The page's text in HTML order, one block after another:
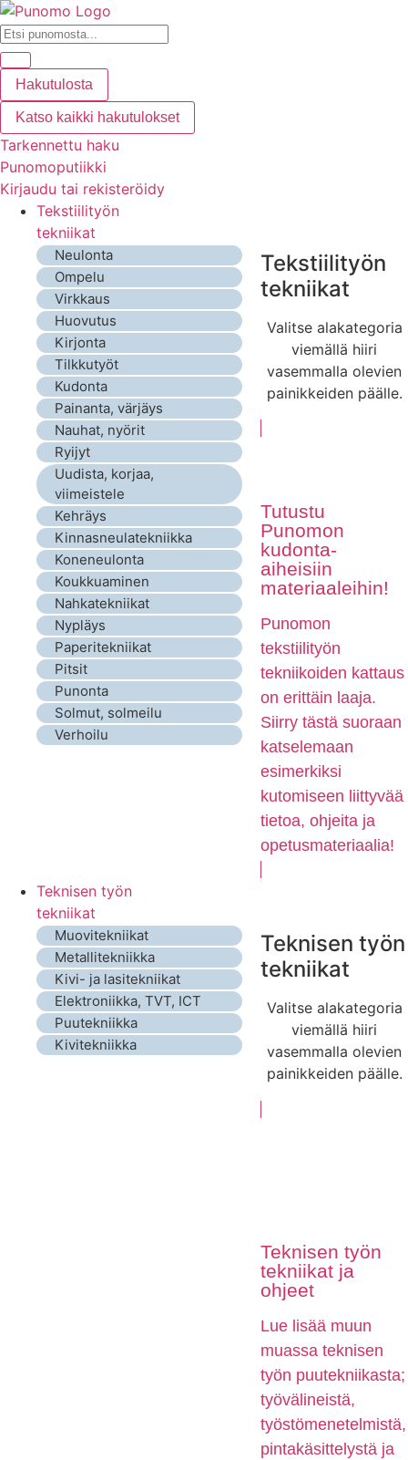
Hakutulosta
Katso kaikki hakutulokset
Tarkennettu haku
Punomoputiikki
Kirjaudu tai rekisteröidy
Tekstiilityön
tekniikat
Neulonta
Ompelu
Virkkaus
Huovutus
Kirjonta
Tilkkutyöt
Kudonta
Painanta, värjäys
Nauhat, nyörit
Ryijyt
Uudista, korjaa,
viimeistele
Kehräys
Kinnasneulatekniikka
Koneneulonta
Koukkuaminen
Nahkatekniikat
Nypläys
Paperitekniikat
Pitsit
Punonta
Solmut, solmeilu
Verhoilu
Tekstiilityön
tekniikat
Valitse alakategoria
viemällä hiiri
vasemmalla olevien
painikkeiden päälle.
Tutustu
Punomon
kudonta-
aiheisiin
materiaaleihin!
Punomon
tekstiilityön
tekniikoiden kattaus
on erittäin laaja.
Siirry tästä suoraan
katselemaan
esimerkiksi
kutomiseen liittyvää
tietoa, ohjeita ja
opetusmateriaalia!
Teknisen työn
tekniikat
Muovitekniikat
Metallitekniikka
Kivi- ja lasitekniikat
Elektroniikka, TVT, ICT
Puutekniikka
Kivitekniikka
Teknisen työn
tekniikat
Valitse alakategoria
viemällä hiiri
vasemmalla olevien
painikkeiden päälle.
Teknisen työn
tekniikat ja
ohjeet
Lue lisää muun
muassa teknisen
työn puutekniikasta;
työvälineistä,
työstömenetelmistä,
pintakäsittelystä ja